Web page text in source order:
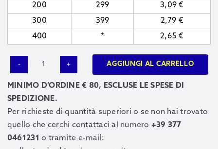
200
299 3,09€
300
399 2,79 €
400
* 2,65€
quantità
AGGIUNGI AL CARRELLO
MINIMO D’ORDINE € 80, ESCLUSE LE SPESE DI
SPEDIZIONE.
Per richieste di quantità superiori o se non hai trovato
quello che cerchi contattaci al numero +39 377
0461231 o tramite e-mail: